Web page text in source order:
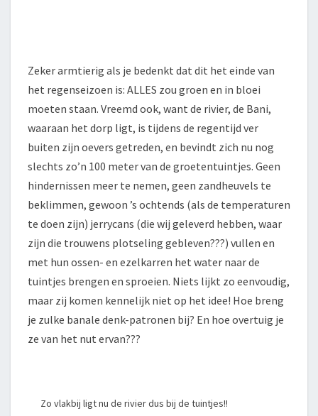
Zeker armtierig als je bedenkt dat dit het einde van
het regenseizoen is: ALLES zou groen en in bloei
moeten staan. Vreemd ook, want de rivier, de Bani,
waaraan het dorp ligt, is tijdens de regentijd ver
buiten zijn oevers getreden, en bevindt zich nu nog
slechts zo’n 100 meter van de groetentuintjes. Geen
hindernissen meer te nemen, geen zandheuvels te
beklimmen, gewoon ’s ochtends (als de temperaturen
te doen zijn) jerrycans (die wij geleverd hebben, waar
zijn die trouwens plotseling gebleven???) vullen en
met hun ossen- en ezelkarren het water naar de
tuintjes brengen en sproeien. Niets lijkt zo eenvoudig,
maar zij komen kennelijk niet op het idee! Hoe breng
je zulke banale denk-patronen bij? En hoe overtuig je
ze van het nut ervan???
Zo vlakbij ligt nu de rivier dus bij de tuintjes!!